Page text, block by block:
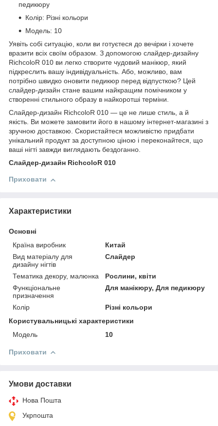
педикюру
Колір: Різні кольори
Модель: 10
Уявіть собі ситуацію, коли ви готуєтеся до вечірки і хочете
вразити всіх своїм образом. З допомогою слайдер-дизайну
RichcoloR 010 ви легко створите чудовий манікюр, який
підкреслить вашу індивідуальність. Або, можливо, вам
потрібно швидко оновити педикюр перед відпусткою? Цей
слайдер-дизайн стане вашим найкращим помічником у
створенні стильного образу в найкоротші терміни.
Слайдер-дизайн RichcoloR 010 — це не лише стиль, а й
якість. Ви можете замовити його в нашому інтернет-магазині з
зручною доставкою. Скористайтеся можливістю придбати
унікальний продукт за доступною ціною і переконайтеся, що
ваші нігті завжди виглядають бездоганно.
Слайдер-дизайн RichcoloR 010
Приховати
Характеристики
Основні
Країна виробник
Китай
Вид матеріалу для
дизайну нігтів
Слайдер
Тематика декору, малюнка
Рослини, квіти
Функціональне
призначення
Для манікюру, Для педикюру
Колір
Різні кольори
Користувальницькі характеристики
Мoдель
10
Приховати
Умови доставки
Нова Пошта
Укрпошта